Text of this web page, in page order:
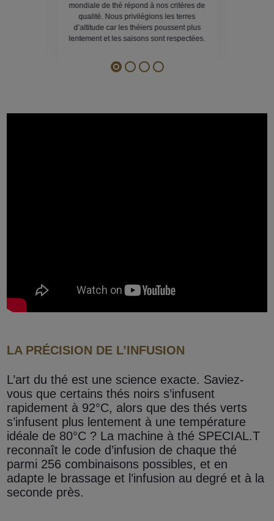
mondiale de thé répond à nos critères de
qualité. Nous privilégions les terres
d’altitude car les théiers poussent plus
lentement et les saisons sont respectées.
LA PRÉCISION DE L’INFUSION
L’art du thé est une science exacte. Saviez-
vous que certains thés noirs s’infusent
rapidement à 92°C, alors que des thés verts
s’infusent plus lentement à une température
idéale de 80°C ? La machine à thé SPECIAL.T
reconnaît le code d’infusion de chaque thé
parmi 256 combinaisons possibles, et en
adapte le brassage et l’infusion au degré et à la
seconde près.